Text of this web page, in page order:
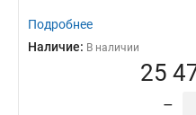
Подробнее
Наличие: В наличии
25
–